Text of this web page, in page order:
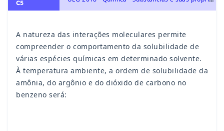
C5
A natureza das interações moleculares permite
compreender o comportamento da solubilidade de
várias espécies químicas em determinado solvente.
À temperatura ambiente, a ordem de solubilidade da
amônia, do argônio e do dióxido de carbono no
benzeno será: